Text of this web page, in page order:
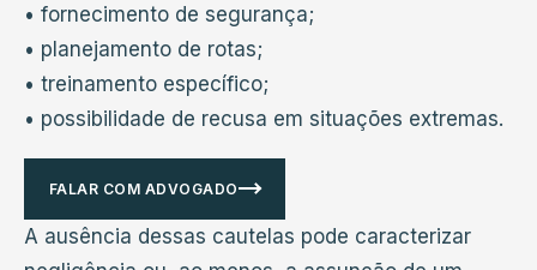
• fornecimento de segurança;
• planejamento de rotas;
• treinamento específico;
• possibilidade de recusa em situações extremas.
FALAR COM ADVOGADO
A ausência dessas cautelas pode caracterizar